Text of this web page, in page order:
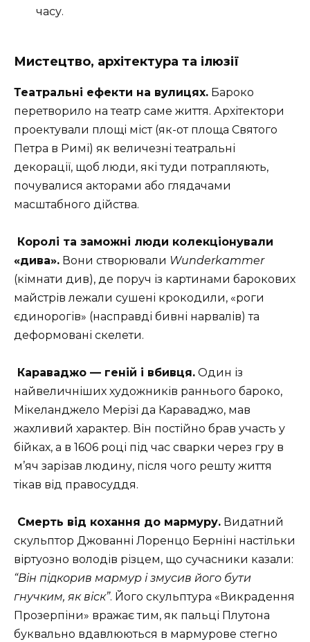
часу.
Мистецтво, архітектура та ілюзії
Театральні ефекти на вулицях. Бароко
перетворило на театр саме життя. Архітектори
проектували площі міст (як-от площа Святого
Петра в Римі) як величезні театральні
декорації, щоб люди, які туди потрапляють,
почувалися акторами або глядачами
масштабного дійства.
Королі та заможні люди колекціонували
«дива». Вони створювали Wunderkammer
(кімнати див), де поруч із картинами барокових
майстрів лежали сушені крокодили, «роги
єдинорогів» (насправді бивні нарвалів) та
деформовані скелети.
Караваджо — геній і вбивця. Один із
найвеличніших художників раннього бароко,
Мікеланджело Мерізі да Караваджо, мав
жахливий характер. Він постійно брав участь у
бійках, а в 1606 році під час сварки через гру в
м’яч зарізав людину, після чого решту життя
тікав від правосуддя.
Смерть від кохання до мармуру. Видатний
скульптор Джованні Лоренцо Берніні настільки
віртуозно володів різцем, що сучасники казали:
“Він підкорив мармур і змусив його бути
гнучким, як віск”. Його скульптура «Викрадення
Прозерпіни» вражає тим, як пальці Плутона
буквально вдавлюються в мармурове стегно